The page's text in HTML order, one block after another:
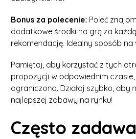
Bonus za polecenie: Poleć
dodatkowe środki na grę za
rekomendację. Idealny sposób na
Pamiętaj, aby korzystać z tych
propozycji w odpowiednim
ograniczona. Działaj szybko, aby
najlepszej zabawy na rynku!
Często